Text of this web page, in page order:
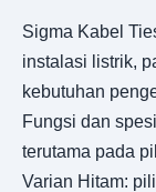
Sigma Kabel
instalasi listrik,
kebutuhan
Fungsi dan
terutama pada
Varian Hitam: